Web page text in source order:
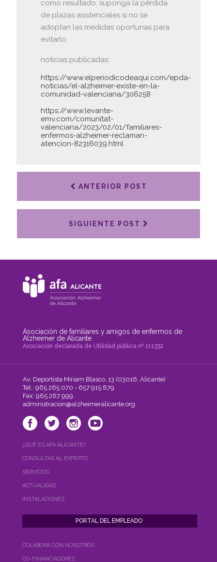
como resultado, suponga la pérdida
de plazas asistenciales si no se
adoptan las medidas oportunas para
evitarlo.
noticias publicadas:
https://www.elperiodicodeaqui.com/epda-
noticias/el-alzheimer-existe-en-la-
comunidad-valenciana/306258
https://www.levante-
emv.com/comunitat-
valenciana/2023/02/01/familiares-
enfermos-alzheimer-reclaman-
atencion-82316039.html
ANTERIOR POST
SIGUIENTE POST
Asociación de familiares y amigos de enfermos de
Alzheimer de Alicante
Asociación declarada de Utilidad pública nº 111332
Av. Deportista Miriam Blasco, 13 (03016, Alicante)
Tel.: 965 265 070 - 657 915 879
Fax: 965 267 999
administracion@alzheimeralicante.org
¿QUÉ ES AFA ALICANTE?
CONSULTAS AL EXPERTO
SERVICIOS
ACTUALIDAD
INSTALACIONES
COLABORA CON NOSOTROS
CO-FINANCIADORES